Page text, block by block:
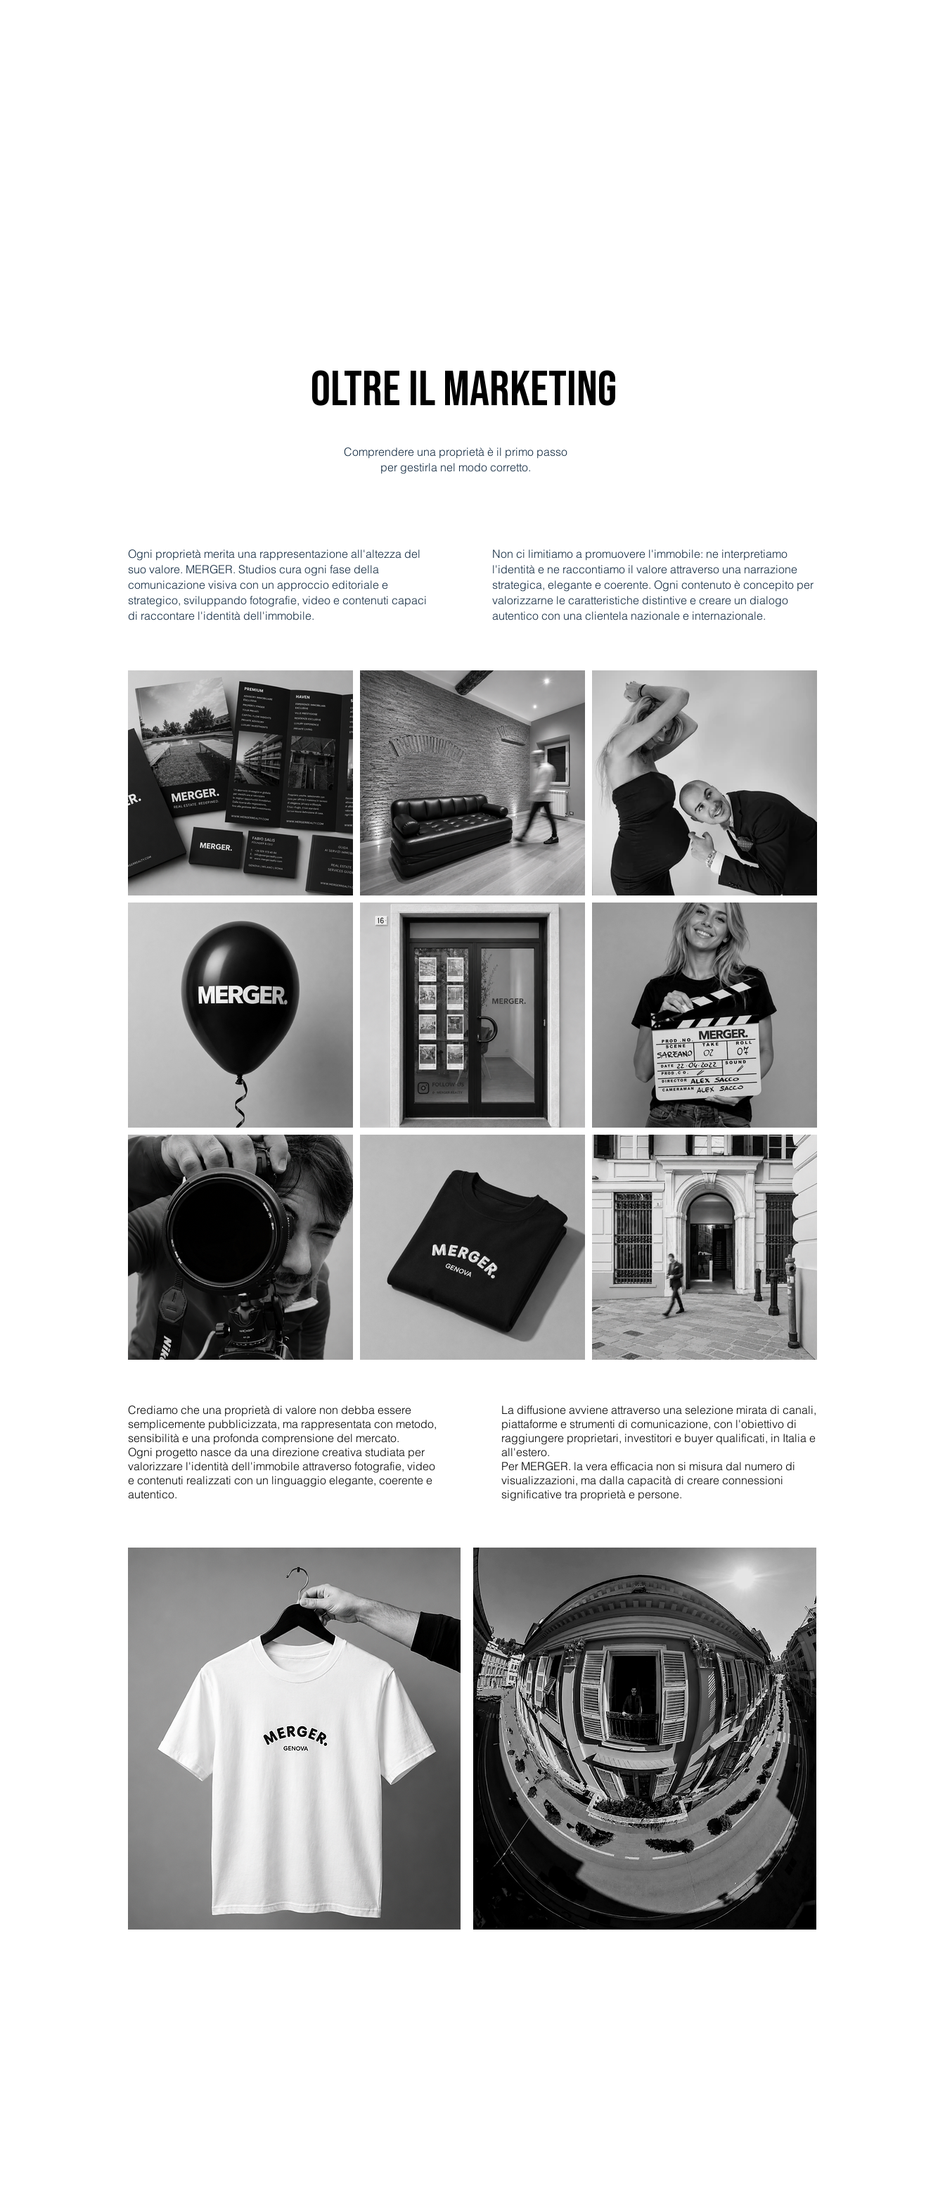
OLTRE IL MARKETING
Comprendere una proprietà è il primo passo
per gestirla nel modo corretto.
Ogni proprietà merita una rappresentazione all'altezza del
suo valore. MERGER. Studios cura ogni fase della
comunicazione visiva con un approccio editoriale e
strategico, sviluppando fotografie, video e contenuti capaci
di raccontare l'identità dell'immobile.
Non ci limitiamo a promuovere l'immobile: ne interpretiamo
l'identità e ne raccontiamo il valore attraverso una narrazione
strategica, elegante e coerente. Ogni contenuto è concepito per
valorizzarne le caratteristiche distintive e creare un dialogo
autentico con una clientela nazionale e internazionale.
Crediamo che una proprietà di valore non debba essere
semplicemente pubblicizzata, ma rappresentata con metodo,
sensibilità e una profonda comprensione del mercato.
Ogni progetto nasce da una direzione creativa studiata per
valorizzare l'identità dell'immobile attraverso fotografie, video
e contenuti realizzati con un linguaggio elegante, coerente e
autentico.
La diffusione avviene attraverso una selezione mirata di canali,
piattaforme e strumenti di comunicazione, con l'obiettivo di
raggiungere proprietari, investitori e buyer qualificati, in Italia e
all'estero.
Per MERGER. la vera efficacia non si misura dal numero di
visualizzazioni, ma dalla capacità di creare connessioni
significative tra proprietà e persone.